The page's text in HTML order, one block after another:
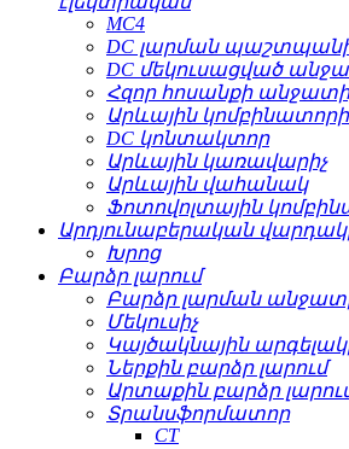
MC4
DC լարման
DC մեկուսացված
Հզոր հոսանքի
Արևային
DC կոնտակտոր
Արևային կառավարիչ
Արևային վահանակ
Ֆոտովոլտային
Արդյունաբերական
Խրոց
Բարձր լարում
Բարձր լարման
Մեկուսիչ
Կայծակնային
Ներքին բարձր լարում
Արտաքին բարձր
Տրանսֆորմատոր
CT